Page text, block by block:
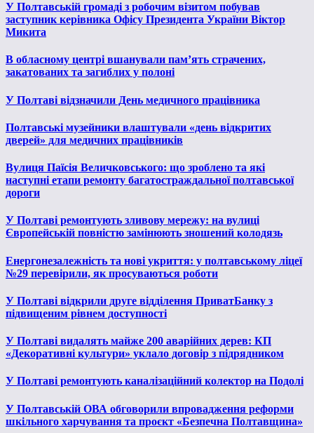
У Полтавській громаді з робочим візитом побував
заступник керівника Офісу Президента України Віктор
Микита
В обласному центрі вшанували пам’ять страчених,
закатованих та загиблих у полоні
У Полтаві відзначили День медичного працівника
Полтавські музейники влаштували «день відкритих
дверей» для медичних працівників
Вулиця Паїсія Величковського: що зроблено та які
наступні етапи ремонту багатостраждальної полтавської
дороги
У Полтаві ремонтують зливову мережу: на вулиці
Європейській повністю замінюють зношений колодязь
Енергонезалежність та нові укриття: у полтавському ліцеї
№29 перевірили, як просуваються роботи
У Полтаві відкрили друге відділення ПриватБанку з
підвищеним рівнем доступності
У Полтаві видалять майже 200 аварійних дерев: КП
«Декоративні культури» уклало договір з підрядником
У Полтаві ремонтують каналізаційний колектор на Подолі
У Полтавській ОВА обговорили впровадження реформи
шкільного харчування та проєкт «Безпечна Полтавщина»